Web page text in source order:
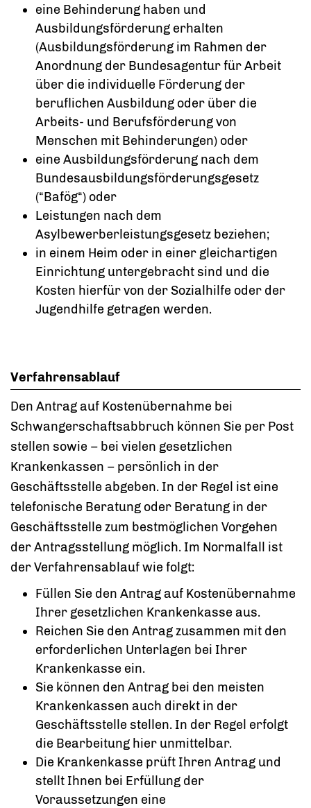
eine Behinderung haben und
Ausbildungsförderung erhalten
(Ausbildungsförderung im Rahmen der
Anordnung der Bundesagentur für Arbeit
über die individuelle Förderung der
beruflichen Ausbildung oder über die
Arbeits- und Berufsförderung von
Menschen mit Behinderungen) oder
eine Ausbildungsförderung nach dem
Bundesausbildungsförderungsgesetz
(“Bafög“) oder
Leistungen nach dem
Asylbewerberleistungsgesetz beziehen;
in einem Heim oder in einer gleichartigen
Einrichtung untergebracht sind und die
Kosten hierfür von der Sozialhilfe oder der
Jugendhilfe getragen werden.
Verfahrensablauf
Den Antrag auf Kostenübernahme bei
Schwangerschaftsabbruch können Sie per Post
stellen sowie – bei vielen gesetzlichen
Krankenkassen – persönlich in der
Geschäftsstelle abgeben. In der Regel ist eine
telefonische Beratung oder Beratung in der
Geschäftsstelle zum bestmöglichen Vorgehen
der Antragsstellung möglich. Im Normalfall ist
der Verfahrensablauf wie folgt:
Füllen Sie den Antrag auf Kostenübernahme
Ihrer gesetzlichen Krankenkasse aus.
Reichen Sie den Antrag zusammen mit den
erforderlichen Unterlagen bei Ihrer
Krankenkasse ein.
Sie können den Antrag bei den meisten
Krankenkassen auch direkt in der
Geschäftsstelle stellen. In der Regel erfolgt
die Bearbeitung hier unmittelbar.
Die Krankenkasse prüft Ihren Antrag und
stellt Ihnen bei Erfüllung der
Voraussetzungen eine